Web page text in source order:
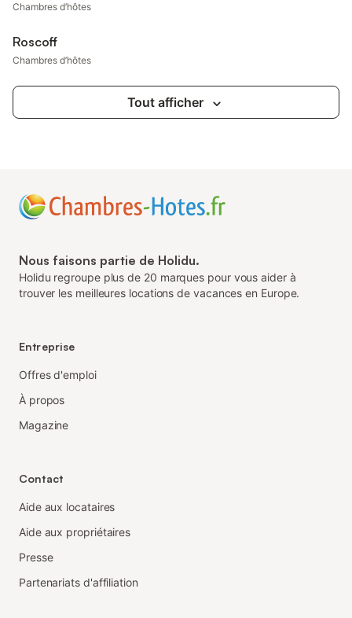
Chambres d’hôtes
Roscoff
Chambres d’hôtes
Tout afficher
Nous faisons partie de Holidu.
Holidu regroupe plus de 20 marques pour vous aider à
trouver les meilleures locations de vacances en Europe.
Entreprise
Offres d'emploi
À propos
Magazine
Contact
Aide aux locataires
Aide aux propriétaires
Presse
Partenariats d'affiliation